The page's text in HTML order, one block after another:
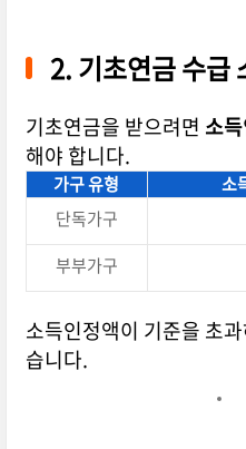
2. 기초연금 수급
기초연금을 받으려면 소
해야 합니다.
가구 유형
소
단독가구
부부가구
소득인정액이 기준을 초
습니다.